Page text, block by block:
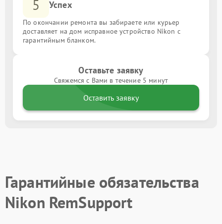
5 Успех
По окончании ремонта вы забираете или курьер
доставляет на дом исправное устройство Nikon с
гарантийным бланком.
Оставьте заявку
Свяжемся с Вами в течение 5 минут
Оставить заявку
Гарантийные обязательства
Nikon RemSupport